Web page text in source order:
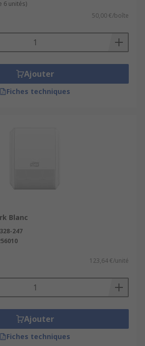
6 unités)
50,00 €/boîte
Ajouter
Fiches techniques
Blanc
328-247
123,64 €/unité
Ajouter
Fiches techniques